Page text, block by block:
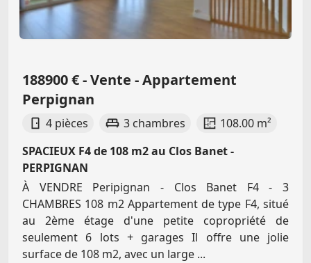
188900 € - Vente - Appartement
Perpignan
4 pièces 3 chambres
108.00 m²
SPACIEUX F4 de 108 m2 au Clos Banet -
PERPIGNAN
À VENDRE Peripignan - Clos Banet F4 - 3
CHAMBRES 108 m2 Appartement de type F4, situé
au 2ème étage d'une petite copropriété de
seulement 6 lots + garages Il offre une jolie
surface de 108 m2, avec un large ...